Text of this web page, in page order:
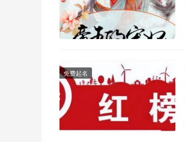
免费起名